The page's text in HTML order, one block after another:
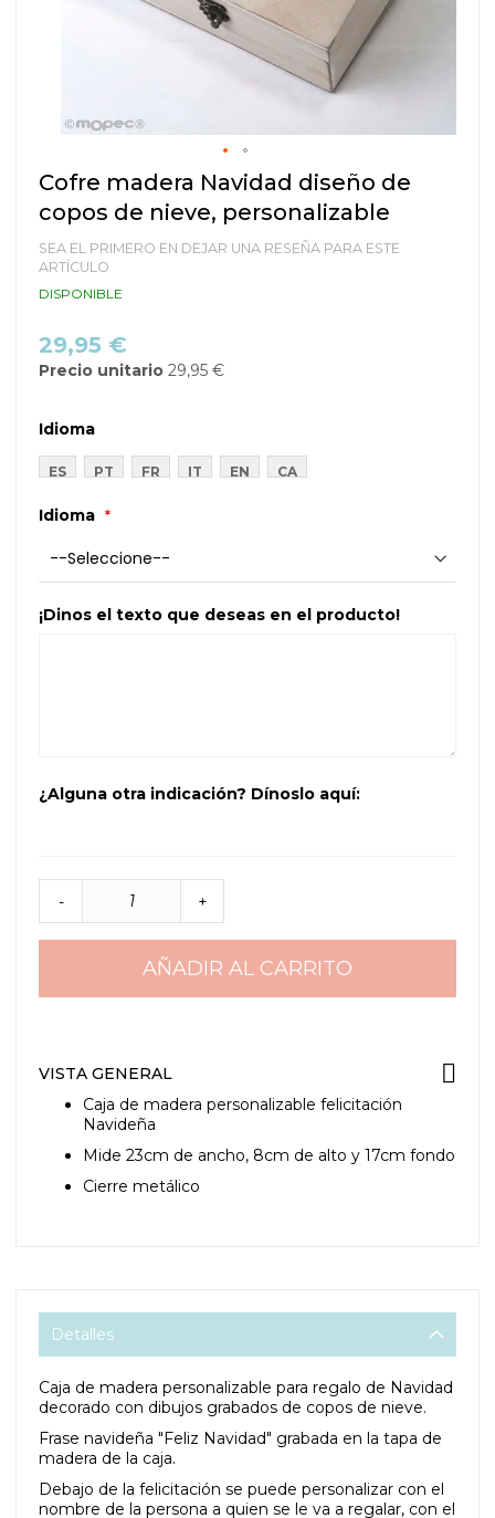
Saltar
al
comienzo
la
galería
de
Cofre madera Navidad diseño de
copos de nieve, personalizable
SEA EL PRIMERO EN DEJAR UNA RESEÑA PARA ESTE
ARTÍCULO
DISPONIBLE
29,95 €
Precio unitario 29,95 €
Idioma
ES PT FR IT EN CA
Idioma
¡Dinos el texto que deseas en el producto!
¿Alguna otra indicación? Dínoslo aquí:
- +
AÑADIR AL CARRITO
VISTA GENERAL
Caja de madera personalizable felicitación
Navideña
Mide 23cm de ancho, 8cm de alto y 17cm fondo
Cierre metálico
Detalles
Caja de madera personalizable para regalo de Navidad
decorado con dibujos grabados de copos de nieve.
Frase navideña "Feliz Navidad" grabada en la tapa de
madera de la caja.
Debajo de la felicitación se puede personalizar con el
nombre de la persona a quien se le va a regalar, con el